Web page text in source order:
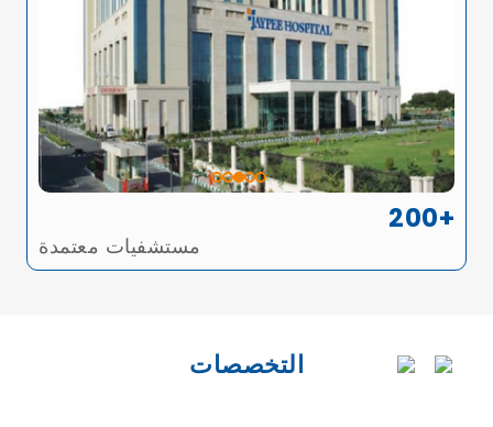
200+
مستشفيات معتمدة
التخصصات